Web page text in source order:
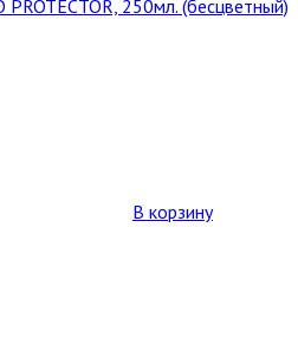
250мл. (бесцветный)
В корзину